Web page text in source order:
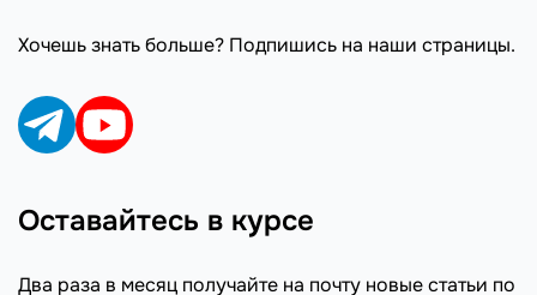
Хочешь знать больше? Подпишись на наши страницы.
Оставайтесь в курсе
Два раза в месяц получайте на почту новые статьи по